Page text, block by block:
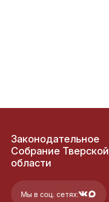
Законодательное
Собрание Тверской
области
Мы в соц. сетях: